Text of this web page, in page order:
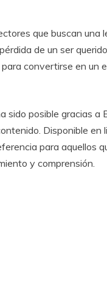
que buscan una
de un ser
convertirse en un
sido posible gracias a
Disponible en
para aquellos
y comprensión.